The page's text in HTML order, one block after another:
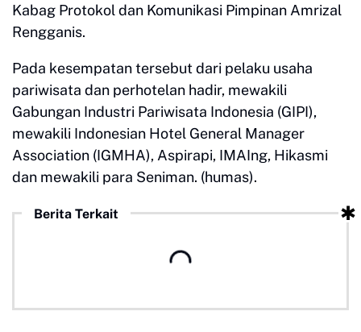
Kabag Protokol dan Komunikasi Pimpinan Amrizal
Rengganis.
Pada kesempatan tersebut dari pelaku usaha
pariwisata dan perhotelan hadir, mewakili
Gabungan Industri Pariwisata Indonesia (GIPI),
mewakili Indonesian Hotel General Manager
Association (IGMHA), Aspirapi, IMAIng, Hikasmi
dan mewakili para Seniman. (humas).
Berita Terkait